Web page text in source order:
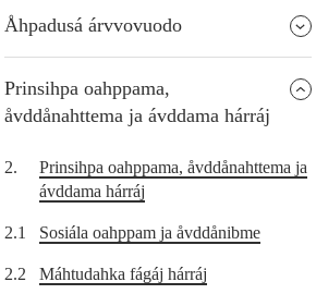
Åhpadusá árvvovuodo
Prinsihpa oahppama,
åvddånahttema ja ávddama hárráj
2.
Prinsihpa oahppama, åvddånahttema ja
ávddama hárráj
2.1 Sosiála oahppam ja åvddånibme
2.2 Máhtudahka fágáj hárráj